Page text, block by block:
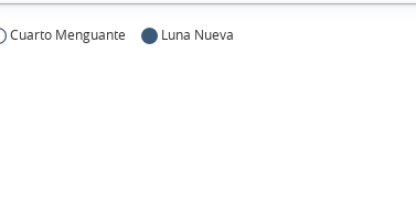
Cuarto Menguante Luna Nueva